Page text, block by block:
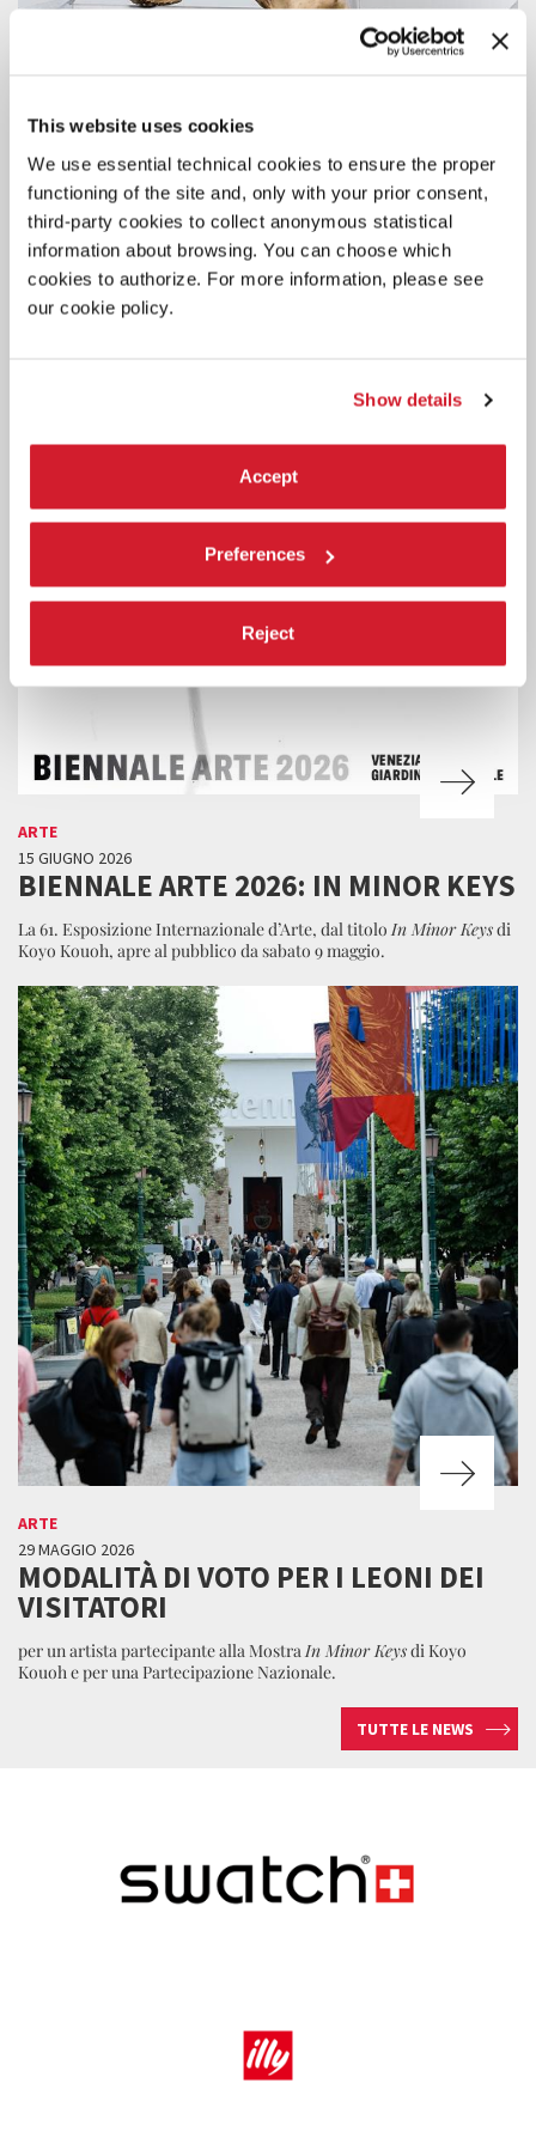
This website uses cookies
We use essential technical cookies to ensure the proper
functioning of the site and, only with your prior consent,
third-party cookies to collect anonymous statistical
information about browsing. You can choose which
cookies to authorize. For more information, please see
our cookie policy.
Show details
Accept
Preferences
Reject
29 GIUGNO 2026
ORARI DI APERTURA DEL PADIGLIONE
AUSTRIA
Il Padiglione Austria resterà temporaneamente chiuso al pubblico il
martedì.
ARTE
15 GIUGNO 2026
BIENNALE ARTE 2026: IN MINOR KEYS
La 61. Esposizione Internazionale d’Arte, dal titolo In Minor Keysdi
Koyo Kouoh, apre al pubblico da sabato 9 maggio.
ARTE
29 MAGGIO 2026
MODALITÀ DI VOTO PER I LEONI DEI
VISITATORI
per un artista partecipante alla Mostra In Minor Keysdi Koyo
Kouoh e per una Partecipazione Nazionale.
TUTTE LE NEWS